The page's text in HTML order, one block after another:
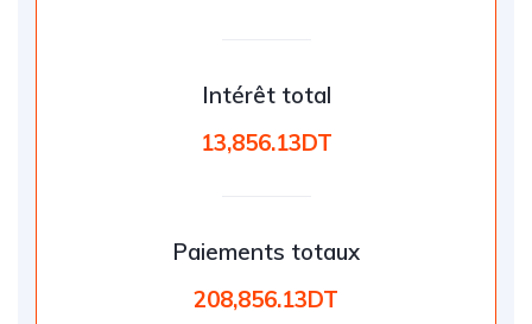
Intérêt total
13,856.13DT
Paiements totaux
208,856.13DT